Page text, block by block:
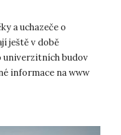
a uchazeče o
ještě v době
univerzitních budov
informace na www